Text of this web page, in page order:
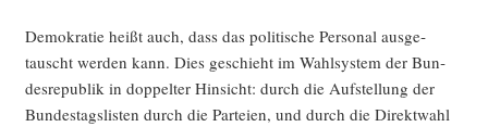
ren
sich
mit
Bil­
Demo­kra­tie heißt auch, dass das poli­ti­sche Per­so­nal aus­ge­
tauscht wer­den kann. Dies geschieht im Wahl­sys­tem der Bun­
des­re­pu­blik in dop­pel­ter Hin­sicht: durch die Auf­stel­lung der
Bun­des­tags­lis­ten durch die Par­tei­en, und durch die Direkt­wahl